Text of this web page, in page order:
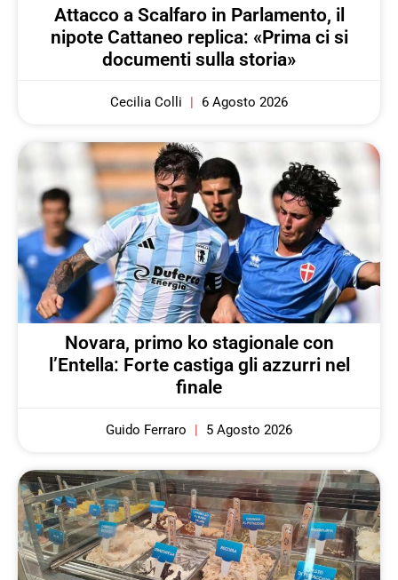
Attacco a Scalfaro in Parlamento, il
nipote Cattaneo replica: «Prima ci si
documenti sulla storia»
Cecilia Colli 6 Agosto 2026
Novara, primo ko stagionale con
l’Entella: Forte castiga gli azzurri nel
finale
Guido Ferraro 5 Agosto 2026